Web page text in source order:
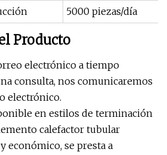
5000 piezas/día
Producto
electrónico a tiempo
consulta, nos comunicaremos
electrónico.
en estilos de terminación
calefactor tubular
económico, se presta a